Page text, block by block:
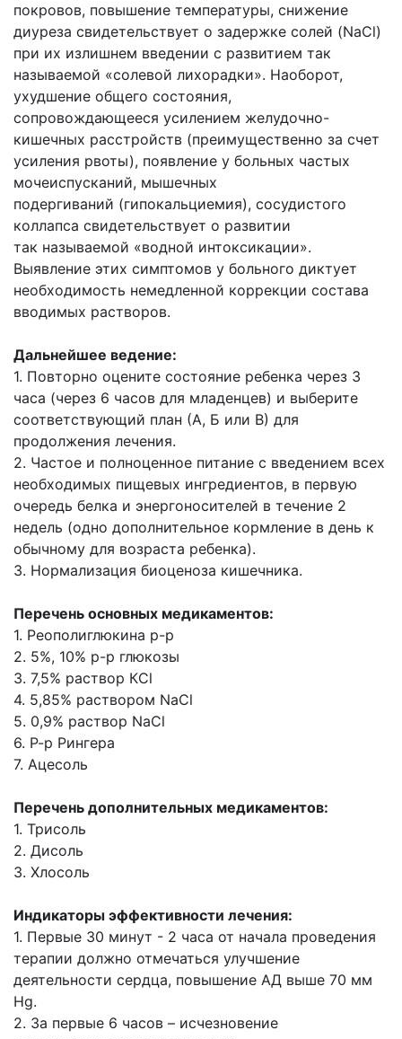
покровов, повышение температуры, снижение
диуреза свидетельствует о задержке солей (NaCl)
при их излишнем введении с развитием так
называемой «солевой лихорадки». Наоборот,
ухудшение общего состояния,
сопровождающееся усилением желудочно-
кишечных расстройств (преимущественно за счет
усиления рвоты), появление у больных частых
мочеиспусканий, мышечных
подергиваний (гипокальциемия), сосудистого
коллапса свидетельствует о развитии
так называемой «водной интоксикации».
Выявление этих симптомов у больного диктует
необходимость немедленной коррекции состава
вводимых растворов.
Дальнейшее ведение:
1. Повторно оцените состояние ребенка через 3
часа (через 6 часов для младенцев) и выберите
соответствующий план (А, Б или В) для
продолжения лечения.
2. Частое и полноценное питание с введением всех
необходимых пищевых ингредиентов, в первую
очередь белка и энергоносителей в течение 2
недель (одно дополнительное кормление в день к
обычному для возраста ребенка).
3. Нормализация биоценоза кишечника.
Перечень основных медикаментов:
1. Реополиглюкина р-р
2. 5%, 10% р-р глюкозы
3. 7,5% раствор КCl
4. 5,85% раствором NaCl
5. 0,9% раствор NaCl
6. Р-р Рингера
7. Ацесоль
Перечень дополнительных медикаментов:
1. Трисоль
2. Дисоль
3. Хлосоль
Индикаторы эффективности лечения:
1. Первые 30 минут - 2 часа от начала проведения
терапии должно отмечаться улучшение
деятельности сердца, повышение АД выше 70 мм
Hg.
2. За первые 6 часов – исчезновение